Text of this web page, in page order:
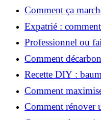
3 mois au lieu de 6?
Comment ça
même et nous
Expatrié :
et rénover votre
Professionnel ou
pour votre
Comment
la rénovation
Recette DIY :
SPF
Comment
votre rénovation ?
Comment rénover